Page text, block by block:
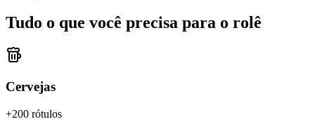
Tudo o que você precisa para o rolê
Cervejas
+200 rótulos